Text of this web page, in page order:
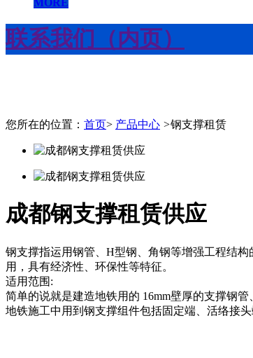
MORE
联系我们（内页）
您所在的位置： 首页> 产品中心 >钢支撑租赁
成都钢支撑租赁供应
钢支撑指运用钢管、H型钢、角钢等增强工程结
用，具有经济性、环保性等特征。
适用范围:
简单的说就是建造地铁用的 16mm壁厚的支撑钢
地铁施工中用到钢支撑组件包括固定端、活络接头